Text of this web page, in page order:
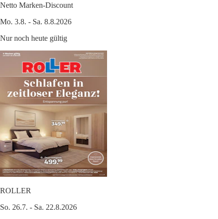
Netto Marken-Discount
Mo. 3.8. - Sa. 8.8.2026
Nur noch heute gültig
ROLLER
So. 26.7. - Sa. 22.8.2026